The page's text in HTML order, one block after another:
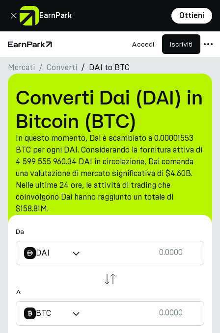
EarnPark Ottieni
Chiudi
Pagina principale Accedi Iscriviti
Prodotti
Mercati
Calcolatori
PARK Token
Risorse
Azienda
Mercati Converti DAI to BTC
Converti Dai (DAI) in
Bitcoin (BTC)
In questo momento, Dai è scambiato a 0.00001553
BTC per ogni DAI. Considerando la fornitura attiva di
4 599 555 960.34 DAI in circolazione, Dai comanda
una valutazione di mercato significativa di $4.60B.
Nelle ultime 24 ore, le attività di trading che
coinvolgono Dai hanno raggiunto un totale di
$158.81M.
Da
DAI
A
BTC